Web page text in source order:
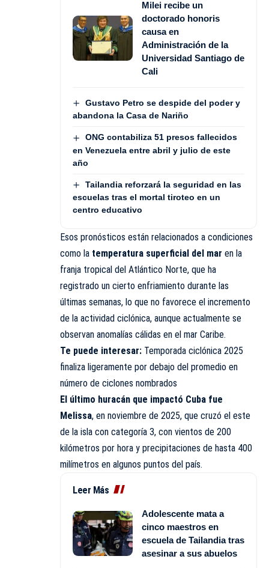
Milei recibe un
doctorado honoris
causa en
Administración de la
Universidad Santiago de
Cali
Gustavo Petro se despide del poder y
abandona la Casa de Nariño
ONG contabiliza 51 presos fallecidos
en Venezuela entre abril y julio de este
año
Tailandia reforzará la seguridad en las
escuelas tras el mortal tiroteo en un
centro educativo
Esos pronósticos están relacionados a condiciones
como la temperatura superficial del mar en la
franja tropical del Atlántico Norte, que ha
registrado un cierto enfriamiento durante las
últimas semanas, lo que no favorece el incremento
de la actividad ciclónica, aunque actualmente se
observan anomalías cálidas en el mar Caribe.
Te puede interesar: Temporada ciclónica 2025
finaliza ligeramente por debajo del promedio en
número de ciclones nombrados
El último huracán que impactó Cuba fue
Melissa, en noviembre de 2025, que cruzó el este
de la isla con categoría 3, con vientos de 200
kilómetros por hora y precipitaciones de hasta 400
milímetros en algunos puntos del país.
Leer Más
Adolescente mata a
cinco maestros en
escuela de Tailandia tras
asesinar a sus abuelos